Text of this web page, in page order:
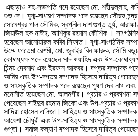
এছাড়াও সহ-সভাপতি পদে রয়েছেন মো. শহীদুল্লাহ,
শুভ দে। যুগ্ম-সাধারণ সম্পাদক পদে রয়েছেন সৌরভ
সোমেশ্বর পাল সৌমিক, স্বপ্নীল দাশ গুপ্ত তুর্য,
জিয়াউল হক নাঈম, আশিকুর রহমান কৌশিক ।
হয়েছেন আনোয়ারুল কবির সিফাত। যুগ্ম-সাংগঠনিক
উম্মে ফাতেমা রেশমী, মো. জুবাইর বিন ফারুক, সৌমি
কোষাধ্যক্ষ পদে রয়েছেন সাদ ওয়াহিদ এবং উপ-
চিন্ময় দেবনাথ এবং ইরফান আকবর। দপ্তর সম্পাদক
আমির এবং উপ-দপ্তর সম্পাদক হিসেবে দায়িত্ব
ও সাংস্কৃতিক সম্পাদক পদে রয়েছেন পুষণ দেব নাথ এবং
মনোনীত হয়েছেন মো. আলমগীর। প্রচার ও প্রকাশনা
পেয়েছেন সাইদুর রহমান জিকো এবং উপ-প্রচার ও
সাদিয়া হোসেন এলিজা। সাহিত্য ও সাংস্কৃতিক সম্পাদক
আয়েশা চৌধুরী এবং উপ-সাহিত্য ও সাংস্কৃতিক সম্পাদক
গুপ্তা। সমাজ কল্যাণ সম্পাদক হিসেবে দায়িত্ব